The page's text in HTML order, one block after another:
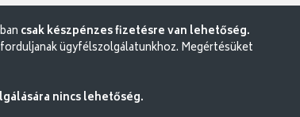
csak készpénzes fizetésre van lehetőség.
ügyfélszolgálatunkhoz. Megértésüket
nincs lehetőség.